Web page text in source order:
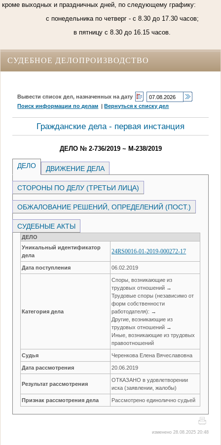
кроме выходных и праздничных дней, по следующему графику:
с понедельника по четверг - с 8.30 до 17.30 часов;
в пятницу с 8.30 до 16.15 часов.
СУДЕБНОЕ ДЕЛОПРОИЗВОДСТВО
Вывести список дел, назначенных на дату
Поиск информации по делам |Вернуться к списку дел
Гражданские дела - первая инстанция
ДЕЛО № 2-736/2019 ~ М-238/2019
ДЕЛО ДВИЖЕНИЕ ДЕЛА
СТОРОНЫ ПО ДЕЛУ (ТРЕТЬИ ЛИЦА)
ОБЖАЛОВАНИЕ РЕШЕНИЙ, ОПРЕДЕЛЕНИЙ (ПОСТ.)
СУДЕБНЫЕ АКТЫ
ДЕЛО
Уникальный идентификатор
дела
24RS0016-01-2019-000272-17
Дата поступления 06.02.2019
Категория дела
Споры, возникающие из
трудовых отношений →
Трудовые споры (независимо от
форм собственности
работодателя): →
Другие, возникающие из
трудовых отношений →
Иные, возникающие из трудовых
правоотношений
Судья Черенкова Елена Вячеславовна
Дата рассмотрения 20.06.2019
Результат рассмотрения
ОТКАЗАНО в удовлетворении
иска (заявлении, жалобы)
Признак рассмотрения дела Рассмотрено единолично судьей
изменено 28.08.2025 20:48